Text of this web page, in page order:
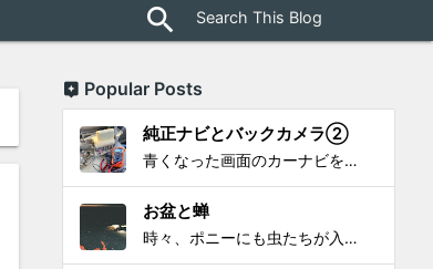
search
Popular Posts
純正ナビとバックカメラ②
青くなった画面のカーナビをポン付で簡単に交換、出来ると思っていたら意外と闇多め!!!なDAY①から続く今回は、DAY②。 テスターで調べてみたのだが、結果的にバックカメラからナビ裏まで来てる、配線を見つけることが出来なかった前回。気付けば闇w。 さてさて、この頃のDVDナビ的なT...
お盆と蝉
時々、ポニーにも虫たちが入ってきます。 特にお盆の頃はどの虫かと気になり探してしまう。 今まではキリギリスやすいっちょん、今思えば今年は蝉だったのかな。